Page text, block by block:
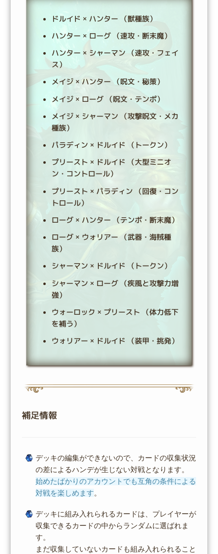
ドルイド × ハンター （獣種族）
ハンター × ローグ （速攻・断末魔）
ハンター × シャーマン （速攻・フェイ
ス）
メイジ × ハンター （呪文・秘策）
メイジ × ローグ （呪文・テンポ）
メイジ × シャーマン （攻撃呪文・メカ
種族）
パラディン × ドルイド （トークン）
プリースト × ドルイド （大型ミニオ
ン・コントロール）
プリースト × パラディン （回復・コン
トロール）
ローグ × ハンター （テンポ・断末魔）
ローグ × ウォリアー （武器・海賊種
族）
シャーマン × ドルイド （トークン）
シャーマン × ローグ （疾風と攻撃力増
強）
ウォーロック × プリースト （体力低下
を補う）
ウォリアー × ドルイド （装甲・挑発）
補足情報
デッキの編集ができないので、カードの収集状況
の差によるハンデが生じない対戦となります。
始めたばかりのアカウントでも互角の条件による
対戦を楽しめます。
デッキに組み入れられるカードは、プレイヤーが
収集できるカードの中からランダムに選ばれま
す。
まだ収集していないカードも組み入れられること